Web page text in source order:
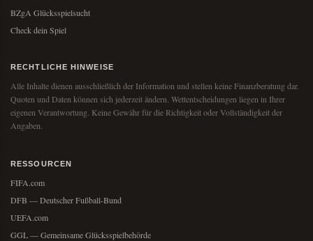
BZgA Glücksspielsucht
Check dein Spiel
RECHTLICHE HINWEISE
Alle Inhalte dienen ausschließlich der Information und stellen keine Finanzberatung dar.
Quoten und Daten können sich jederzeit ändern. Wettentscheidungen liegen in Ihrer
eigenen Verantwortung. Keine Gewähr für die Richtigkeit oder Vollständigkeit der
Angaben.
RESSOURCEN
FIFA.com
DFB — Deutscher Fußball-Bund
UEFA.com
GGL — Gemeinsame Glücksspielbehörde